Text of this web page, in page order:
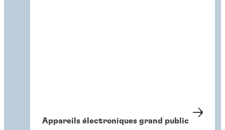
Appareils électroniques grand public